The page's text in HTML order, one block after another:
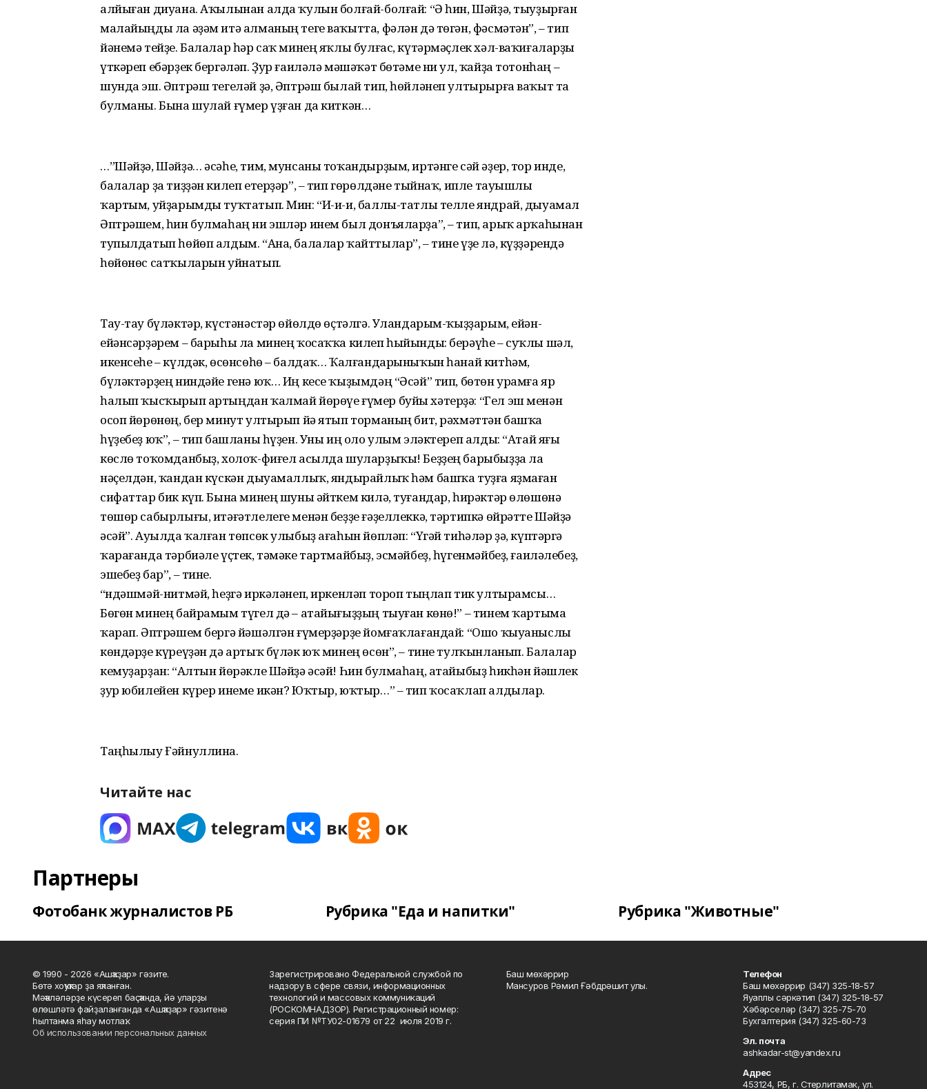
алйыған диуана. Аҡылынан алда ҡулын болғай-болғай: “Ә һин, Шәйҙә, тыуҙырған
малайыңды ла әҙәм итә алманың теге ваҡытта, фәлән дә төгән, фәсмәтән”, – тип
йәнемә тейҙе. Балалар һәр саҡ минең яҡлы булғас, күтәрмәҫлек хәл-ваҡиғаларҙы
үткәреп ебәрҙек бергәләп. Ҙур ғаиләлә мәшәҡәт бөтәме ни ул, ҡайҙа тотонһаң –
шунда эш. Әптрәш тегеләй ҙә, Әптрәш былай тип, һөйләнеп ултырырға ваҡыт та
булманы. Бына шулай ғүмер үҙған да киткән…
…”Шәйҙә, Шәйҙә… әсәһе, тим, мунсаны тоҡандырҙым, иртәнге сәй әҙер, тор инде,
балалар ҙа тиҙҙән килеп етерҙәр”, – тип гөрөлдәне тыйнаҡ, ипле тауышлы
ҡартым, уйҙарымды туҡтатып. Мин: “И-и-и, баллы-татлы телле яндрай, дыуамал
Әптрәшем, һин булмаһаң ни эшләр инем был донъяларҙа”, – тип, арыҡ арҡаһынан
тупылдатып һөйөп алдым. “Ана, балалар ҡайттылар”, – тине үҙе лә, күҙҙәрендә
һөйөнөс сатҡыларын уйнатып.
Тау-тау бүләктәр, күстәнәстәр өйөлдө өҫтәлгә. Уландарым-ҡыҙҙарым, ейән-
ейәнсәрҙәрем – барыһы ла минең ҡосаҡҡа килеп һыйынды: берәүһе – суҡлы шәл,
икенсеһе – күлдәк, өсөнсөһө – балдаҡ… Ҡалғандарыныҡын һанай китһәм,
бүләктәрҙең ниндәйе генә юҡ… Иң кесе ҡыҙымдәң “Әсәй” тип, бөтөн урамға яр
һалып ҡысҡырып артыңдан ҡалмай йөрөүе ғүмер буйы хәтерҙә: “Гел эш менән
осоп йөрөнөң, бер минут ултырып йә ятып торманың бит, рәхмәттән башҡа
һүҙебеҙ юҡ”, – тип башланы һүҙен. Уны иң оло улым эләктереп алды: “Атай яғы
көслө тоҡомданбыҙ, холоҡ-фиғел асылда шуларҙыҡы! Беҙҙең барыбыҙҙа ла
нәҫелдән, ҡандан күскән дыуамаллыҡ, яндырайлыҡ һәм башҡа туҙға яҙмаған
сифаттар бик күп. Бына минең шуны әйткем килә, туғандар, һирәктәр өлөшөнә
төшөр сабырлығы, итәғәтлелеге менән беҙҙе ғәҙеллеккә, тәртипкә өйрәтте Шәйҙә
әсәй”. Ауылда ҡалған төпсөк улыбыҙ ағаһын йөпләп: “Үгәй тиһәләр ҙә, күптәргә
ҡарағанда тәрбиәле үҫтек, тәмәке тартмайбыҙ, эсмәйбеҙ, һүгенмәйбеҙ, ғаиләлебеҙ,
эшебеҙ бар”, – тине.
“Өндәшмәй-нитмәй, һеҙгә иркәләнеп, иркенләп тороп тыңлап тик ултырамсы…
Бөгөн минең байрамым түгел дә – атайығыҙҙың тыуған көнө!” – тинем ҡартыма
ҡарап. Әптрәшем бергә йәшәлгән ғүмерҙәрҙе йомғаҡлағандай: “Ошо ҡыуаныслы
көндәрҙе күреүҙән дә артыҡ бүләк юҡ минең өсөн”, – тине тулҡынланып. Балалар
кемуҙарҙан: “Алтын йөрәкле Шәйҙә әсәй! Һин булмаһаң, атайыбыҙ һикһән йәшлек
ҙур юбилейен күрер инеме икән? Юҡтыр, юҡтыр…” – тип ҡосаҡлап алдылар.
Таңһылыу Ғәйнуллина.
Читайте нас
Партнеры
Фотобанк журналистов РБ Рубрика "Еда и напитки" Рубрика "Животные"
© 1990 - 2026 «Ашҡаҙар» гәзите.
Бөтә хоҡуҡтар ҙа яҡланған.
Мәҡәләләрҙе күсереп баҫҡанда, йә уларҙы
өлөшләтә файҙаланғанда «Ашҡаҙар» гәзитенә
һылтанма яһау мотлаҡ.
Об использовании персональных данных
Зарегистрировано Федеральной службой по
надзору в сфере связи, информационных
технологий и массовых коммуникаций
(РОСКОМНАДЗОР). Регистрационный номер:
серия ПИ №ТУ02-01679 от 22 июля 2019 г.
Баш мөхәррир
Мансуров Рәмил Ғәбдрәшит улы.
Телефон
Баш мөхәррир (347) 325-18-57
Яуаплы сәркәтип (347) 325-18-57
Хәбәрселәр (347) 325-75-70
Бухгалтерия (347) 325-60-73
Эл. почта
ashkadar-st@yandex.ru
Адрес
453124, РБ, г. Стерлитамак, ул.